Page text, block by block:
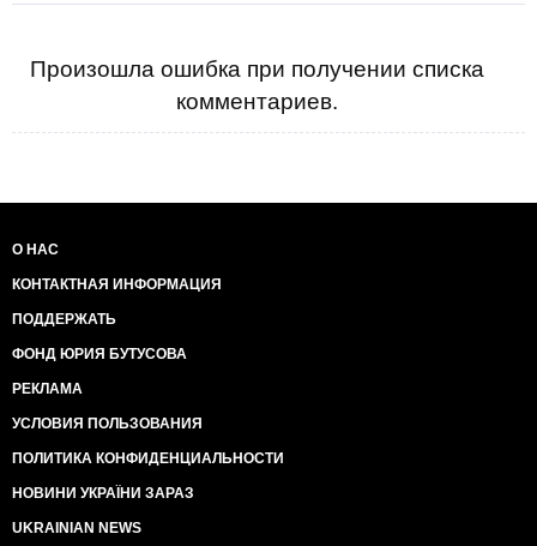
Произошла ошибка при получении списка
комментариев.
О НАС
КОНТАКТНАЯ ИНФОРМАЦИЯ
ПОДДЕРЖАТЬ
ФОНД ЮРИЯ БУТУСОВА
РЕКЛАМА
УСЛОВИЯ ПОЛЬЗОВАНИЯ
ПОЛИТИКА КОНФИДЕНЦИАЛЬНОСТИ
НОВИНИ УКРАЇНИ ЗАРАЗ
UKRAINIAN NEWS